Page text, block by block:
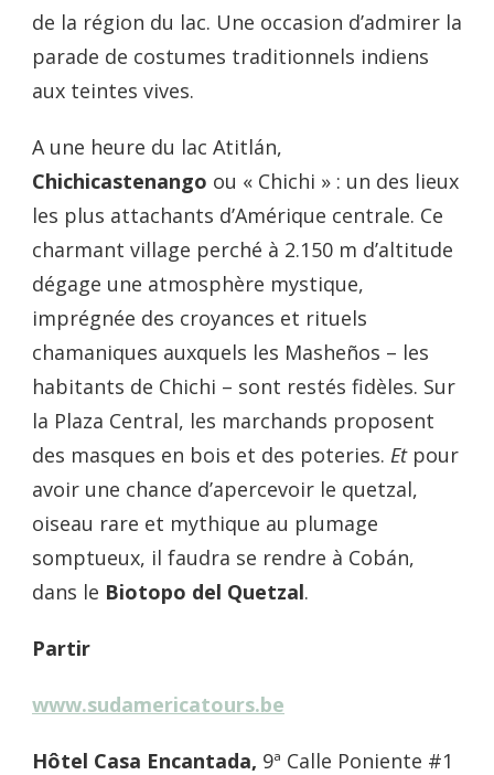
de la région du lac. Une occasion d’admirer la
parade de costumes traditionnels indiens
aux teintes vives.
A une heure du lac Atitlán,
Chichicastenango ou « Chichi » : un des lieux
les plus attachants d’Amérique centrale. Ce
charmant village perché à 2.150 m d’altitude
dégage une atmosphère mystique,
imprégnée des croyances et rituels
chamaniques auxquels les Masheños – les
habitants de Chichi – sont restés fidèles. Sur
la Plaza Central, les marchands proposent
des masques en bois et des poteries. Et pour
avoir une chance d’apercevoir le quetzal,
oiseau rare et mythique au plumage
somptueux, il faudra se rendre à Cobán,
dans le Biotopo del Quetzal.
Partir
www.sudamericatours.be
Hôtel Casa Encantada, 9ª Calle Poniente #1